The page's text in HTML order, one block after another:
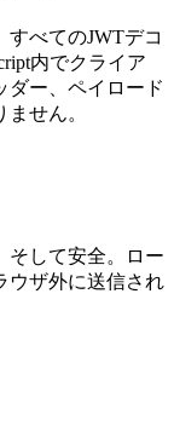
べてのJWTデコ
内でクライア
ダー、ペイロード
せん。
そして安全。ロー
ウザ外に送信され